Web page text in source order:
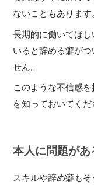
ないこともあります
長期的に働いてほ
いると辞める癖が
せん。
このような不信感
を知っておいてくだ
本人に問題が
スキルや辞め癖も